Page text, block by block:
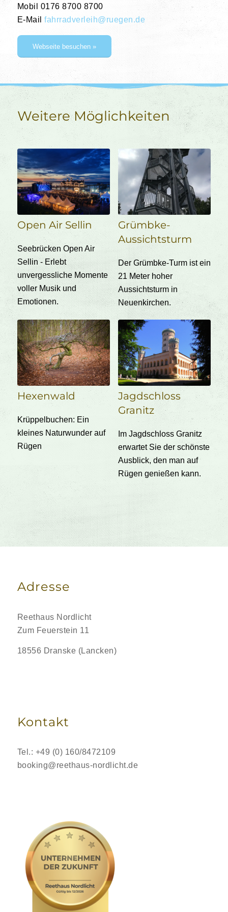
Mobil 0176 8700 8700
E-Mailfahrradverleih@ruegen.de
Webseite besuchen »
Weitere Möglichkeiten
Open Air Sellin
Seebrücken Open Air
Sellin - Erlebt
unvergessliche Momente
voller Musik und
Emotionen.
Grümbke-
Aussichtsturm
Der Grümbke-Turm ist ein
21 Meter hoher
Aussichtsturm in
Neuenkirchen.
Hexenwald
Krüppelbuchen: Ein
kleines Naturwunder auf
Rügen
Jagdschloss
Granitz
Im Jagdschloss Granitz
erwartet Sie der schönste
Ausblick, den man auf
Rügen genießen kann.
Adresse
Reethaus Nordlicht
Zum Feuerstein 11
18556 Dranske (Lancken)
Kontakt
Tel.: +49 (0) 160/8472109
booking@reethaus-nordlicht.de